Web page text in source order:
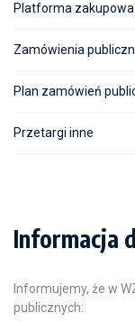
Platforma zakupowa
Zamówienia
Plan zamówień
Przetargi inne
Informacja
Informujemy, że w
publicznych: